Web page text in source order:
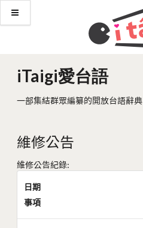
iTaigi愛台語
一部集結群眾編纂的開放台語辭典
維修公告
維修公告紀錄:
日期
事項